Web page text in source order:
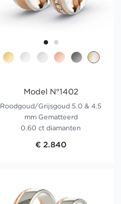
Model N°1402
Roodgoud/Grijsgoud 5.0 & 4.5
mm Gematteerd
0.60 ct diamanten
€ 2.840